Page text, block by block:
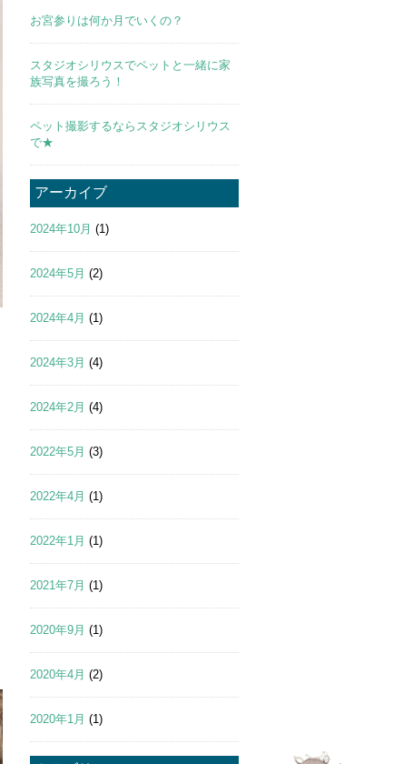
お宮参りは何か月でいくの？
スタジオシリウスでペットと一緒に家
族写真を撮ろう！
ペット撮影するならスタジオシリウス
で★
アーカイブ
2024年10月 (1)
2024年5月 (2)
2024年4月 (1)
2024年3月 (4)
2024年2月 (4)
2022年5月 (3)
2022年4月 (1)
2022年1月 (1)
2021年7月 (1)
2020年9月 (1)
2020年4月 (2)
2020年1月 (1)